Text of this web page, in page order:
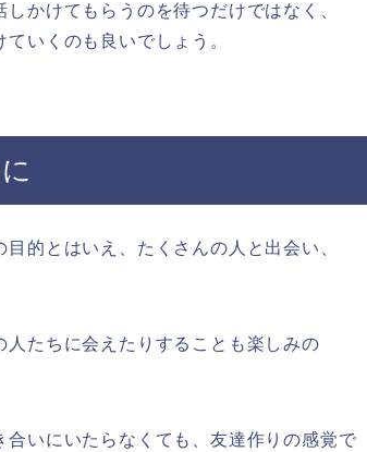
かけてもらうのを待つだけではなく、
いくのも良いでしょう。
的とはいえ、たくさんの人と出会い、
たちに会えたりすることも楽しみの
いにいたらなくても、友達作りの感覚で